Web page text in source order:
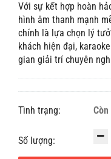
Với sự kết hợp hoàn
hình âm thanh mạnh
chính là lựa chọn lý
khách hiện đại,
gian giải trí chuyên
Tình trạng:
Số lượng: